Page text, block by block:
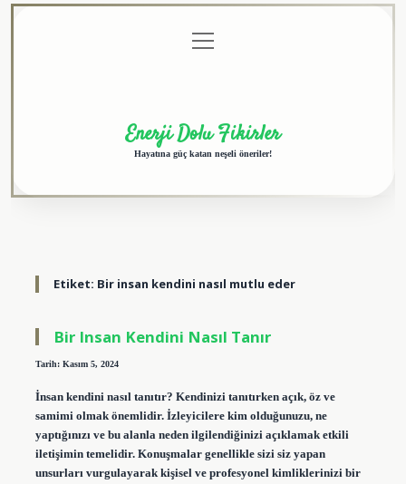
menüyü
aç
Enerji Dolu Fikirler
Hayatına güç katan neşeli öneriler!
Etiket: Bir insan kendini nasıl mutlu eder
Bir Insan Kendini Nasıl Tanır
Tarih: Kasım 5, 2024
İnsan kendini nasıl tanıtır? Kendinizi tanıtırken açık, öz ve
samimi olmak önemlidir. İzleyicilere kim olduğunuzu, ne
yaptığınızı ve bu alanla neden ilgilendiğinizi açıklamak etkili
iletişimin temelidir. Konuşmalar genellikle sizi siz yapan
unsurları vurgulayarak kişisel ve profesyonel kimliklerinizi bir